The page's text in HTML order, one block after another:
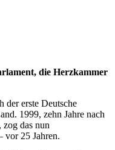
die Herzkammer
der erste Deutsche
1999, zehn Jahre nach
das nun
vor 25 Jahren.